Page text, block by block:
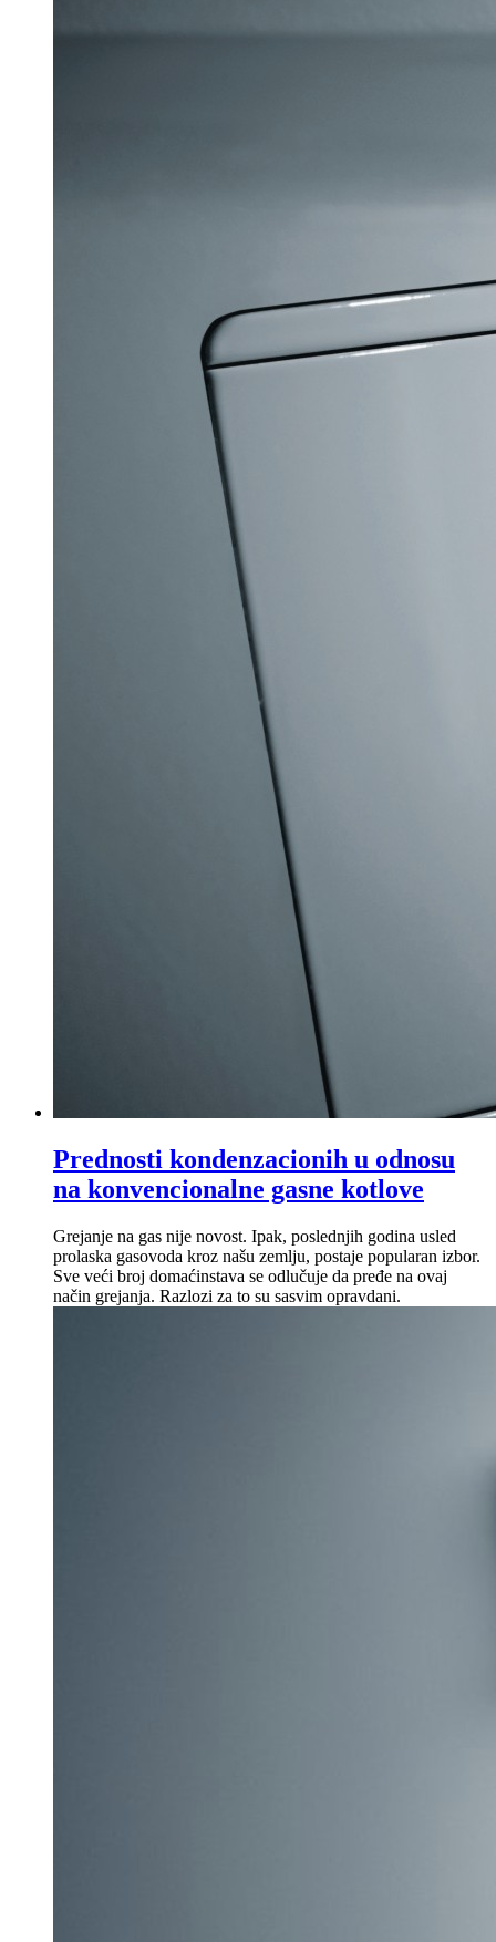
Prednosti kondenzacionih u odnosu
na konvencionalne gasne kotlove
Grejanje na gas nije novost. Ipak, poslednjih godina usled
prolaska gasovoda kroz našu zemlju, postaje popularan izbor.
Sve veći broj domaćinstava se odlučuje da pređe na ovaj
način grejanja. Razlozi za to su sasvim opravdani.